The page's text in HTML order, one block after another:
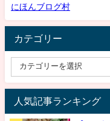
にほんブログ村
カテゴリー
人気記事ランキング